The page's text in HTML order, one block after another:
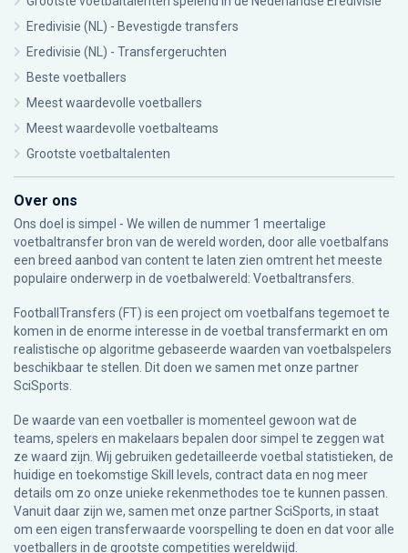
Eredivisie (NL) - Bevestigde transfers
Eredivisie (NL) - Transfergeruchten
Beste voetballers
Meest waardevolle voetballers
Meest waardevolle voetbalteams
Grootste voetbaltalenten
Over ons
Ons doel is simpel - We willen de nummer 1 meertalige
voetbaltransfer bron van de wereld worden, door alle voetbalfans
een breed aanbod van content te laten zien omtrent het meeste
populaire onderwerp in de voetbalwereld: Voetbaltransfers.
FootballTransfers (FT) is een project om voetbalfans tegemoet te
komen in de enorme interesse in de voetbal transfermarkt en om
realistische op algoritme gebaseerde waarden van voetbalspelers
beschikbaar te stellen. Dit doen we samen met onze partner
SciSports
De waarde van een voetballer is momenteel gewoon wat de
teams, spelers en makelaars bepalen door simpel te zeggen wat
ze waard zijn. Wij gebruiken gedetailleerde voetbal statistieken, de
huidige en toekomstige Skill levels, contract data en nog meer
details om zo onze unieke rekenmethodes toe te kunnen passen.
Vanuit daar zijn we, samen met onze partner SciSports, in staat
om een eigen transferwaarde voorspelling te doen en dat voor alle
voetballers in de grootste competities wereldwijd.